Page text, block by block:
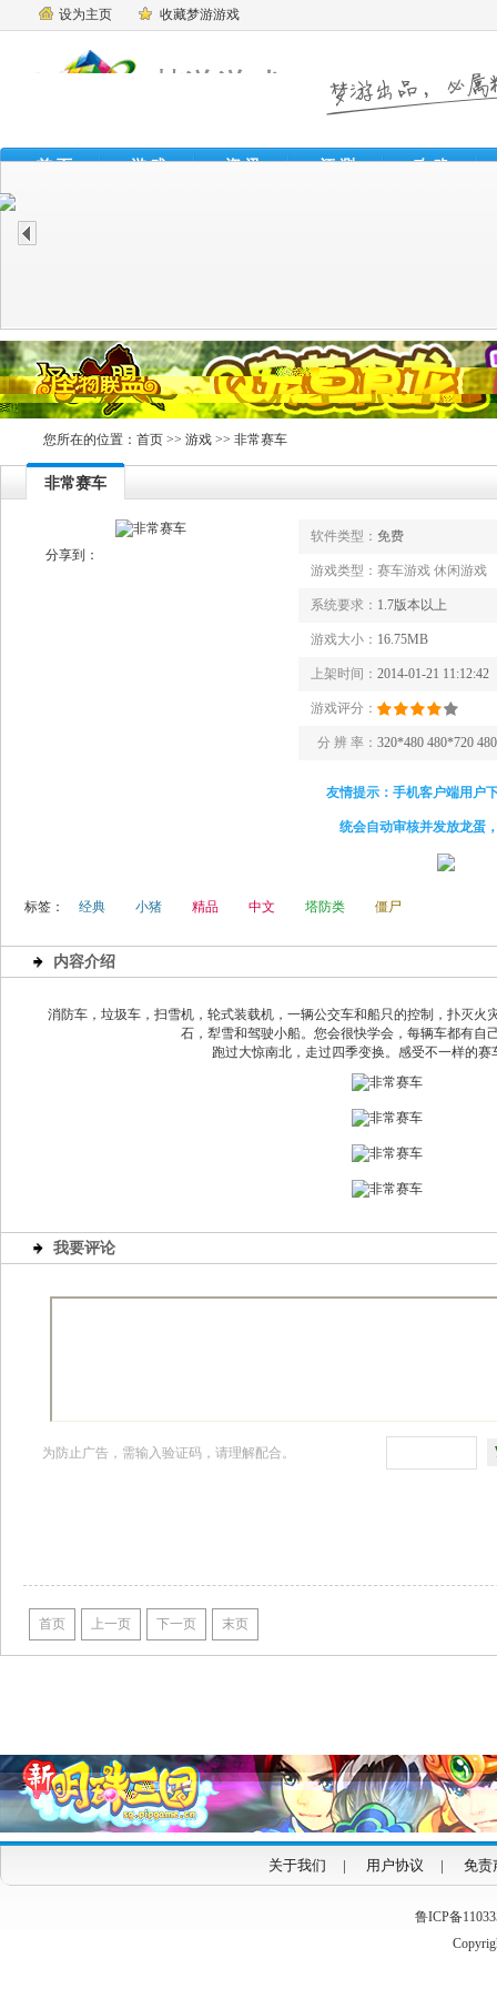
设为主页 收藏梦游游戏
首 页 游 戏 资 讯 评 测 攻 略
您所在的位置： 首页 >> 游戏 >> 非常赛车
非常赛车
分享到：
软件类型： 免费
游戏类型： 赛车游戏 休闲游戏
系统要求： 1.7版本以上
游戏大小： 16.75MB
上架时间： 2014-01-21 11:12:42
游戏评分：
分 辨 率： 320*480 480*720
友情提示：手机客户端用户
统会自动审核并发放龙蛋
标签： 经典 小猪 精品 中文 塔防类 僵尸
内容介绍
消防车，垃圾车，扫雪机，轮式装载机，一辆公交车和船只的控制，扑灭火
石，犁雪和驾驶小船。您会很快学会，每辆车都有自
跑过大惊南北，走过四季变换。感受不一样的
我要评论
为防止广告，需输入验证码，请理解配合。
首页 上一页 下一页 末页
关于我们 | 用户协议 | 免责
鲁ICP备